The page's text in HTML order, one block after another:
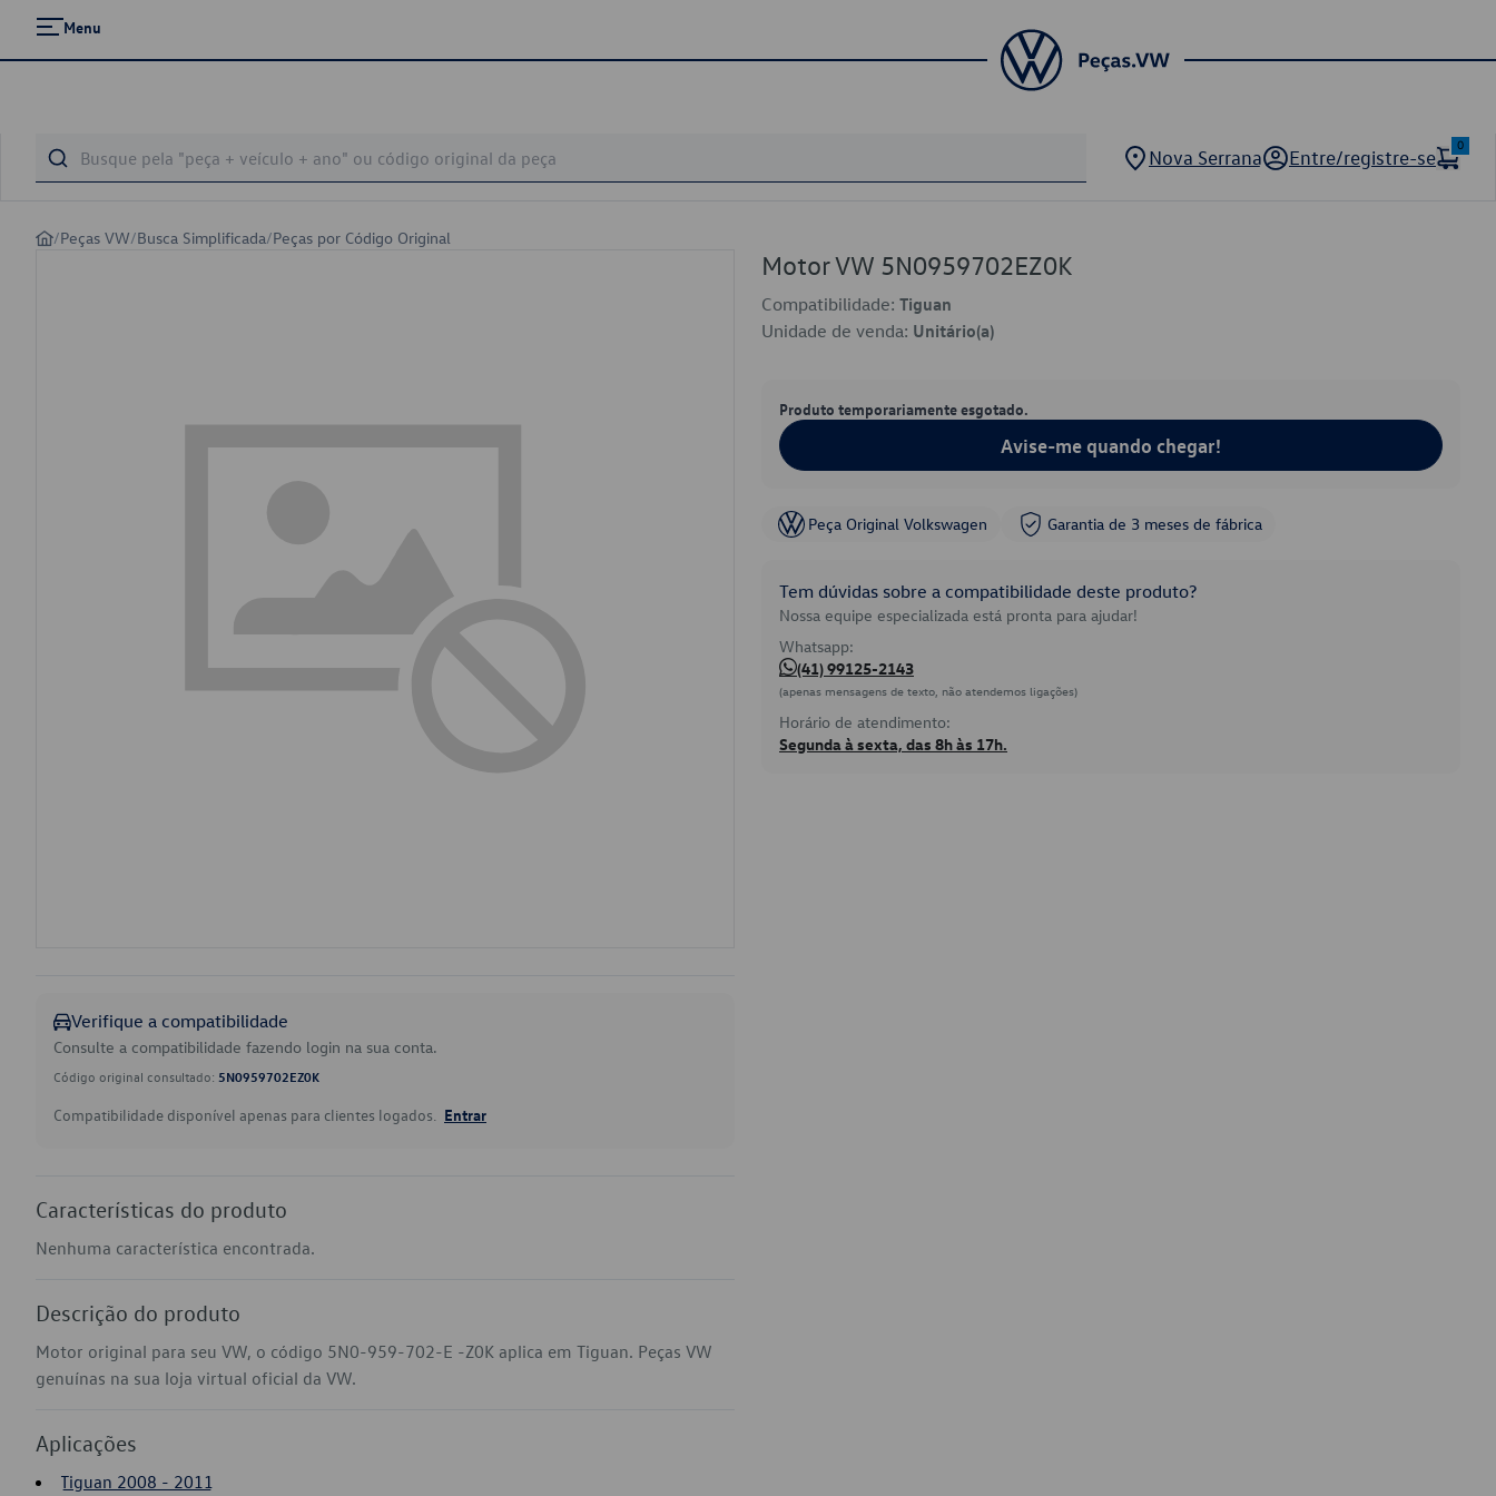
Menu
Nova Serrana Entre/registre-se
0
/Peças VW/Busca Simplificada/Peças por Código Original
Verifique a compatibilidade
Consulte a compatibilidade fazendo login na sua conta.
Código original consultado: 5N0959702EZ0K
Compatibilidade disponível apenas para clientes logados. Entrar
Características do produto
Nenhuma característica encontrada.
Descrição do produto
Motor original para seu VW, o código 5N0-959-702-E -Z0K aplica em Tiguan. Peças VW
genuínas na sua loja virtual oficial da VW.
Aplicações
Tiguan 2008 - 2011
Motor VW 5N0959702EZ0K
Compatibilidade: Tiguan
Unidade de venda: Unitário(a)
Produto temporariamente esgotado.
Avise-me quando chegar!
Peça Original Volkswagen Garantia de 3 meses de fábrica
Tem dúvidas sobre a compatibilidade deste produto?
Nossa equipe especializada está pronta para ajudar!
Whatsapp:
(41) 99125-2143
(apenas mensagens de texto, não atendemos ligações)
Horário de atendimento:
Segunda à sexta, das 8h às 17h.